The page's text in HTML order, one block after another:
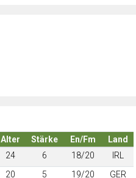
Alter Stärke En/Fm
Land
24 6 18/20
IRL
20 5 19/20
GER